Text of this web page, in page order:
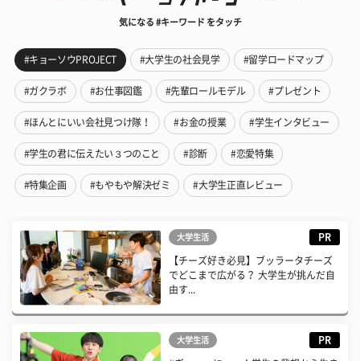
気になる #キーワード をタッチ
#キョーソウPROJECT #大学生の社会見学 #留学ロードマップ
#ガクラボ #お仕事図鑑 #先輩ロールモデル #プレゼント
#ほんとにいい会社見つけ隊！ #お金の授業 #学生インタビュー
#学生の君に伝えたい３つのこと #診断 #恋愛特集
#特集企画 #もやもや解決ゼミ #大学生正直レビュー
大学生活 PR
【チーズ好き必見】ブッラータチーズ
でどこまで広がる？ 大学生が挑んだ自
由す...
大学生活 PR